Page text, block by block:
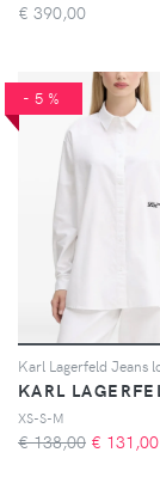
€ 390,00
-5%
KARL
XS-S-M
€ 138,00 € 131,00